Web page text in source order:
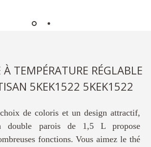
TEMPÉRATURE RÉGLABLE
5KEK1522 5KEK1522
de coloris et un design attractif,
double parois de 1,5 L propose
fonctions. Vous aimez le thé